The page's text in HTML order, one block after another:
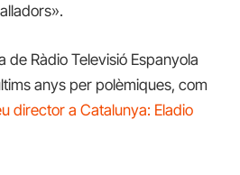
de Ràdio Televisió Espanyola
anys per polèmiques, com
director a Catalunya: Eladio